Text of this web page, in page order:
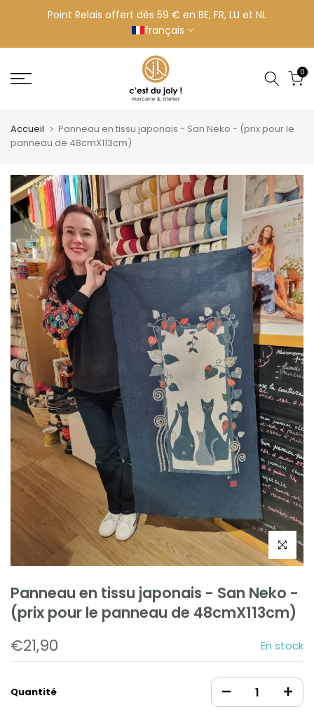
contenu
Point Relais offert dès 59 € en BE, FR, LU et NL
français
0
Accueil
Panneau en tissu japonais - San Neko - (prix pour le
panneau de 48cmX113cm)
Cliquez
Panneau en tissu japonais - San Neko -
(prix pour le panneau de 48cmX113cm)
€21,90 En stock
Quantité